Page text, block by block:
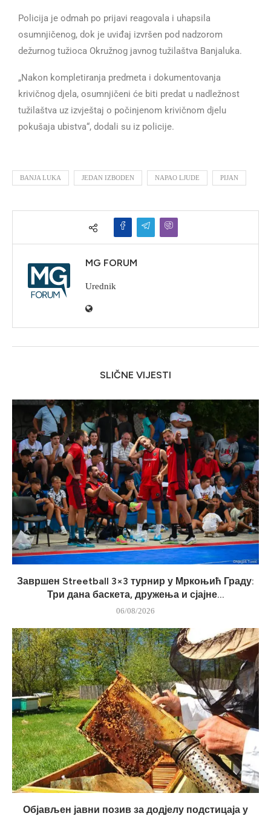
Policija je odmah po prijavi reagovala i uhapsila
osumnjičenog, dok je uviđaj izvršen pod nadzorom
dežurnog tužioca Okružnog javnog tužilaštva Banjaluka.
„Nakon kompletiranja predmeta i dokumentovanja
krivičnog djela, osumnjičeni će biti predat u nadležnost
tužilaštva uz izvještaj o počinjenom krivičnom djelu
pokušaja ubistva“, dodali su iz policije.
BANJA LUKA JEDAN IZBODEN NAPAO LJUDE PIJAN
MG FORUM
Urednik
SLIČNE VIJESTI
Завршен Streetball 3×3 турнир у Мркоњић Граду:
Три дана баскета, дружења и сјајне...
06/08/2026
Објављен јавни позив за додјелу подстицаја у